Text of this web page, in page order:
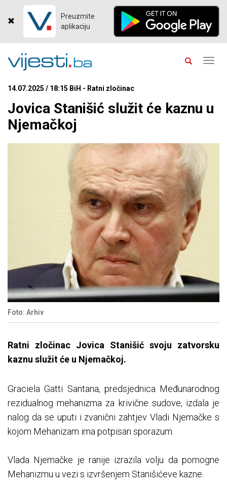
Preuzmite
aplikaciju
14.07.2025 / 18:15 BiH - Ratni zločinac
Jovica Stanišić služit će kaznu u
Njemačkoj
Foto: Arhiv
Ratni zločinac Jovica Stanišić svoju zatvorsku
kaznu služit će u Njemačkoj.
Graciela Gatti Santana, predsjednica Međunarodnog
rezidualnog mehanizma za krivične sudove, izdala je
nalog da se uputi i zvanični zahtjev Vladi Njemačke s
kojom Mehanizam ima potpisan sporazum.
Vlada Njemačke je ranije izrazila volju da pomogne
Mehanizmu u vezi s izvršenjem Stanišićeve kazne.